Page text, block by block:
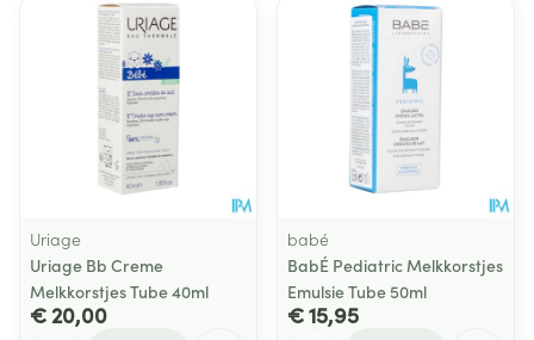
Uriage
Uriage Bb Creme
Melkkorstjes Tube 40ml
€ 20,00
babé
BabÉ Pediatric Melkkorstjes
Emulsie Tube 50ml
€ 15,95